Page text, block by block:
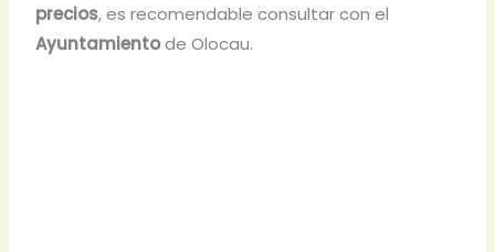
precios, es recomendable consultar con el
Ayuntamientode Olocau.